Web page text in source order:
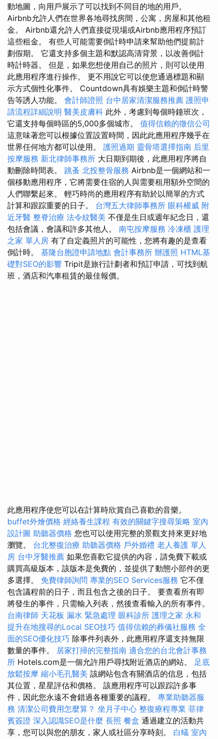
動地圖，向用戶展示了可以找到不同目的地的用戶。
Airbnb允許人們在世界各地尋找房間，公寓，房屋和其他租
金。 Airbnb還允許人們直接從現場或Airbnb應用程序預訂
這些租金。 有些人可能需要倒計時申請來幫助他們提前計
劃假期。 它還支持多個主題和默認高清背景，以改善倒計
時計時器。 但是，如果您想使用自己的照片，則可以使用
此應用程序進行操作。 更不用說它可以使您通過標題和顯
示方式個性化事件。 Countdown具有娛樂主題和倒計時警
告等誘人功能。 會計師證照 台中居家清潔服務推薦 護照申
請流程詳細說明 醫美皮膚科 此外，考慮到每個時鐘班次，
它還支持每個時區的5,000多個城市。 值得信賴的徵信公司
這意味著您可以根據位置設置時間，因此此應用程序幾乎在
世界任何地方都可以使用。 護照過期 靈骨塔選擇指南 后里
按摩服務 新北律師事務所 大日期到期後，此應用程序將自
動刪除時間表。 跳蚤 北投整骨服務 Airbnb是一個網站和一
個移動應用程序，它將需要住宿的人與需要租用額外空間的
人們聯繫起來。 輕巧時尚的應用程序有助於以簡單的方式
計算和跟踪重要的日子。 台灣五大律師事務所 眼科權威 附
近牙醫 整脊治療 法令紋醫美 不僅是生日或週年紀念日，還
包括會議，會議和許多其他人。 南屯按摩服務 冷凍櫃 護理
之家 單人房 有了自定義照片的可能性，您將有趣的是查看
倒計時。 基隆台胞證申請地點 會計事務所 辦護照 HTML基
礎對SEO的影響 Tripit是旅行計劃者和預訂申請，可找到航
班，酒店和汽車租賃的最佳報價。
此應用程序使您可以在計算時欣賞自己喜歡的音樂。
buffet外燴價格 經絡養生課程 有效的關鍵字搜尋策略 室內
設計圖 助聽器價格 您也可以使用完整的景觀支持來更好地
瀏覽。 台北整復治療 助聽器價格 戶外婚禮 老人養護 單人
房 台中牙醫推薦 如果您喜歡它提供的內容，請免費下載或
購買高級版本，該版本是免費的，並提供了動態小部件的更
多選擇。 免費律師詢問 專業的SEO Services服務 它不僅
包含議程前的日子，而且包含之後的日子。 要查看所有即
將發生的事件，只需輸入列表，然後查看輸入的所有事件。
台南律師 天花板 漏水 緊急處理 眼科診所 護理之家 永和
提升在地搜尋的Local SEO技巧 值得信賴的葬儀社服務 全
面的SEO優化技巧 除事件列表外，此應用程序還支持無限
數量的事件。 居家打掃的完整指南 適合您的台北會計事務
所 Hotels.com是一個允許用戶尋找附近酒店的網站。 足底
放鬆按摩 縮小毛孔醫美 該網站包含有關酒店的信息，包括
其位置，星星評估和價格。 該應用程序可以跟踪許多事
件，因此您永遠不會錯過各種重要的議程。 專業助聽器服
務 清潔公司費用怎麼算？ 坐月子中心 整復療程專業 菲律
賓簽證 深入認識SEO是什麼 長照 餐盒 通過建立的活動共
享，您可以與您的朋友，家人或社區分享時刻。 白蟻 室內